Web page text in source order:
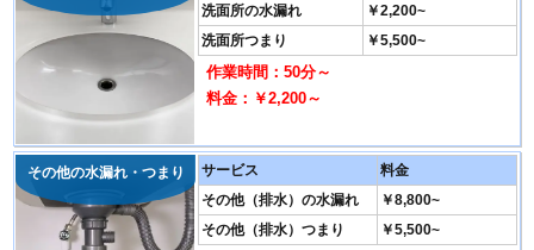
洗面所の水漏れ
￥2,200~
洗面所つまり
￥5,500~
作業時間：50分～
料金：￥2,200～
その他の水漏れ・つまり サービス
料金
その他（排水）の水漏れ
￥8,800~
その他（排水）つまり
￥5,500~